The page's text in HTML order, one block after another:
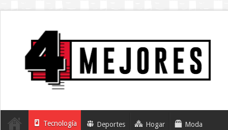
Tecnología Deportes Hogar Moda